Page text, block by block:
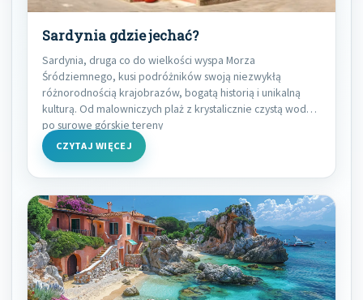
Sardynia gdzie jechać?
Sardynia, druga co do wielkości wyspa Morza
Śródziemnego, kusi podróżników swoją niezwykłą
różnorodnością krajobrazów, bogatą historią i unikalną
kulturą. Od malowniczych plaż z krystalicznie czystą wodą
po surowe górskie tereny
CZYTAJ WIĘCEJ